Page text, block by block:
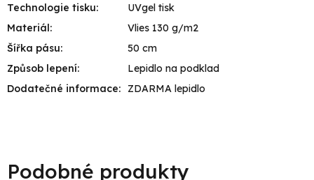
Technologie tisku:
UVgel tisk
Materiál:
Vlies 130 g/m2
Šířka pásu:
50 cm
Způsob lepení:
Lepidlo na podklad
Dodatečné informace: ZDARMA lepidlo